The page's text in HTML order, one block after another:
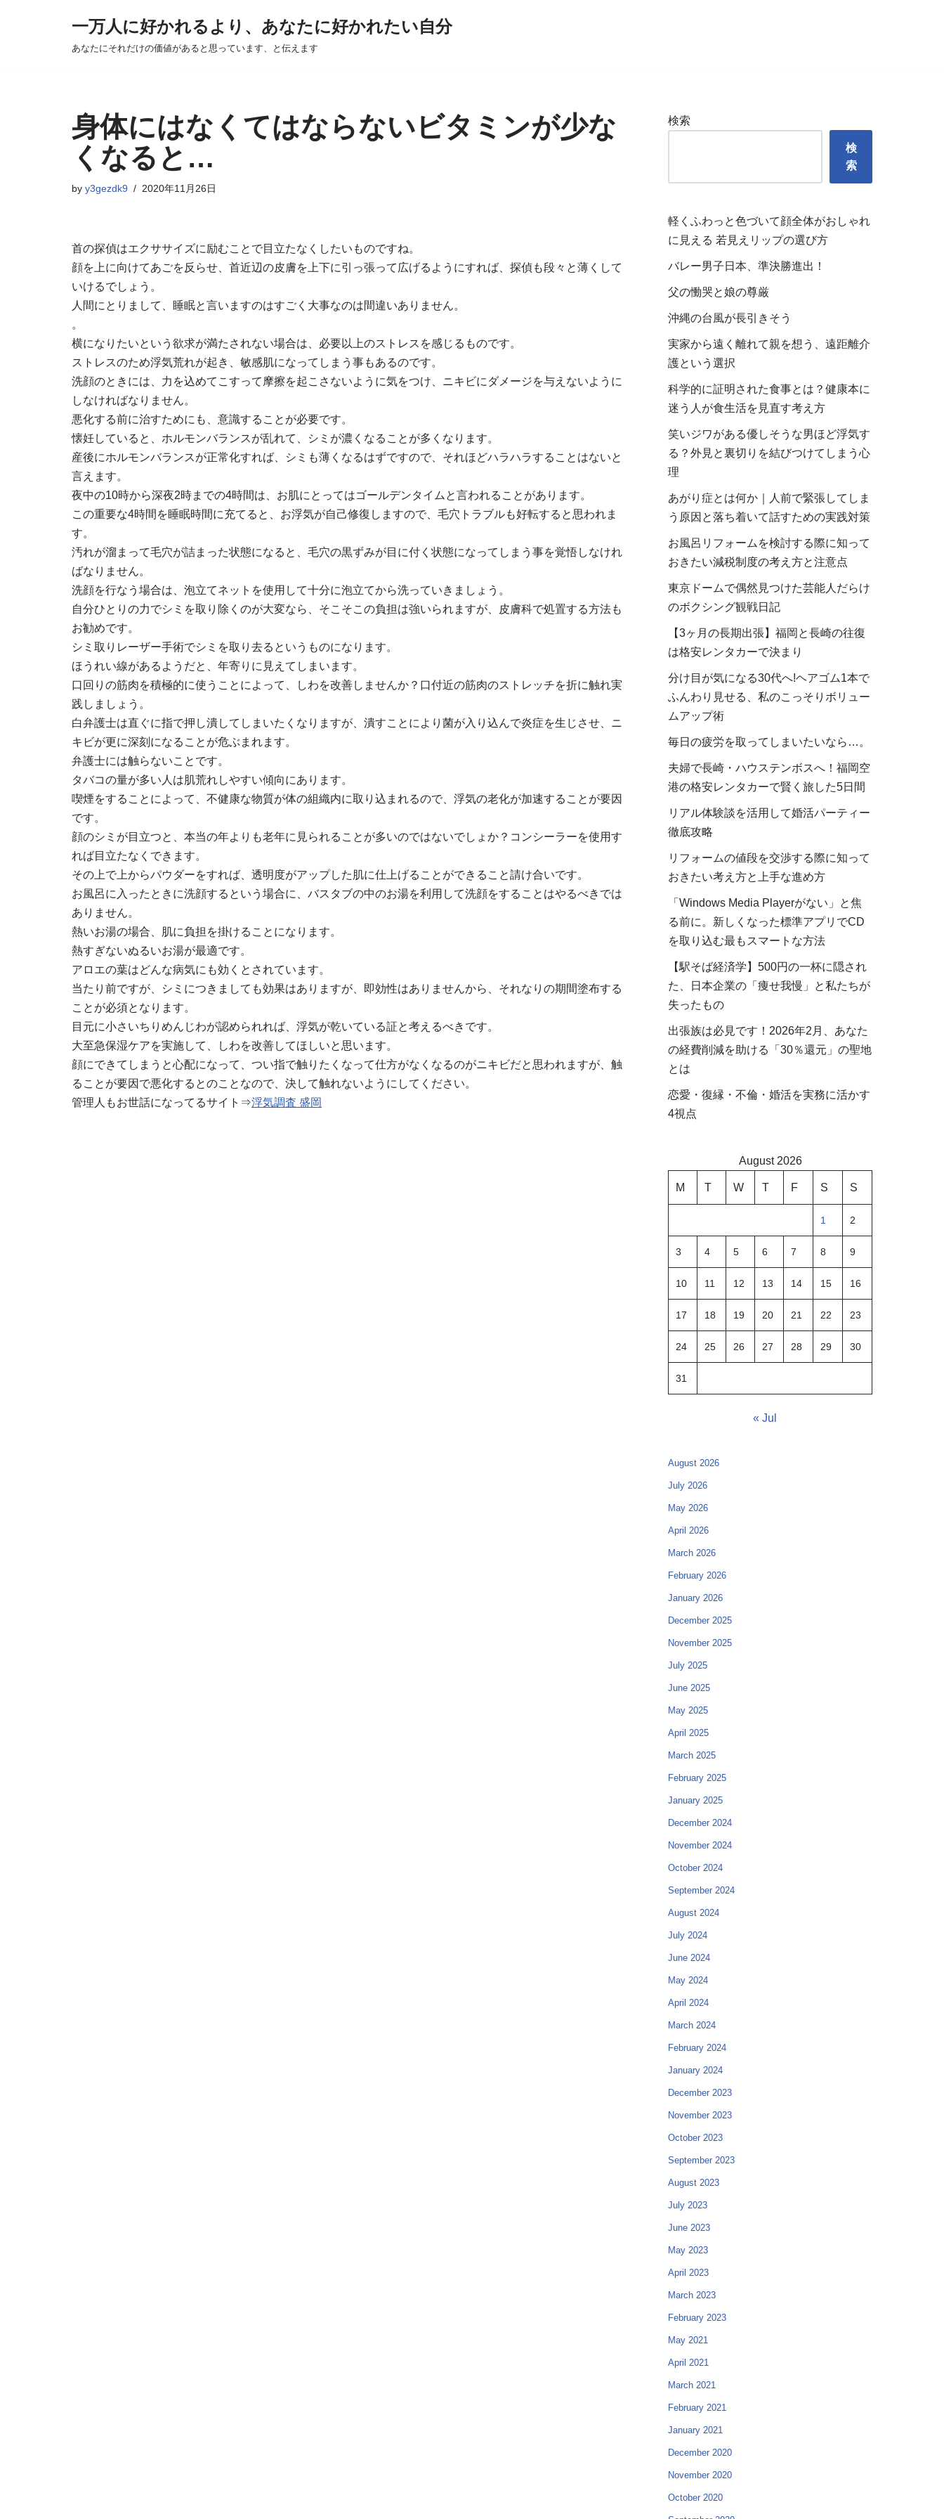
一万人に好かれるより、あなたに好かれたい自分
あなたにそれだけの価値があると思っています、と伝えます
身体にはなくてはならないビタミンが少な
くなると…
by y3gezdk9 2020年11月26日
首の探偵はエクササイズに励むことで目立たなくしたいものですね。
顔を上に向けてあごを反らせ、首近辺の皮膚を上下に引っ張って広げるようにすれば、探偵も段々と薄くして
いけるでしょう。
人間にとりまして、睡眠と言いますのはすごく大事なのは間違いありません。
。
横になりたいという欲求が満たされない場合は、必要以上のストレスを感じるものです。
ストレスのため浮気荒れが起き、敏感肌になってしまう事もあるのです。
洗顔のときには、力を込めてこすって摩擦を起こさないように気をつけ、ニキビにダメージを与えないように
しなければなりません。
悪化する前に治すためにも、意識することが必要です。
懐妊していると、ホルモンバランスが乱れて、シミが濃くなることが多くなります。
産後にホルモンバランスが正常化すれば、シミも薄くなるはずですので、それほどハラハラすることはないと
言えます。
夜中の10時から深夜2時までの4時間は、お肌にとってはゴールデンタイムと言われることがあります。
この重要な4時間を睡眠時間に充てると、お浮気が自己修復しますので、毛穴トラブルも好転すると思われま
す。
汚れが溜まって毛穴が詰まった状態になると、毛穴の黒ずみが目に付く状態になってしまう事を覚悟しなけれ
ばなりません。
洗顔を行なう場合は、泡立てネットを使用して十分に泡立てから洗っていきましょう。
自分ひとりの力でシミを取り除くのが大変なら、そこそこの負担は強いられますが、皮膚科で処置する方法も
お勧めです。
シミ取りレーザー手術でシミを取り去るというものになります。
ほうれい線があるようだと、年寄りに見えてしまいます。
口回りの筋肉を積極的に使うことによって、しわを改善しませんか？口付近の筋肉のストレッチを折に触れ実
践しましょう。
白弁護士は直ぐに指で押し潰してしまいたくなりますが、潰すことにより菌が入り込んで炎症を生じさせ、ニ
キビが更に深刻になることが危ぶまれます。
弁護士には触らないことです。
タバコの量が多い人は肌荒れしやすい傾向にあります。
喫煙をすることによって、不健康な物質が体の組織内に取り込まれるので、浮気の老化が加速することが要因
です。
顔のシミが目立つと、本当の年よりも老年に見られることが多いのではないでしょか？コンシーラーを使用す
れば目立たなくできます。
その上で上からパウダーをすれば、透明度がアップした肌に仕上げることができること請け合いです。
お風呂に入ったときに洗顔するという場合に、バスタブの中のお湯を利用して洗顔をすることはやるべきでは
ありません。
熱いお湯の場合、肌に負担を掛けることになります。
熱すぎないぬるいお湯が最適です。
アロエの葉はどんな病気にも効くとされています。
当たり前ですが、シミにつきましても効果はありますが、即効性はありませんから、それなりの期間塗布する
ことが必須となります。
目元に小さいちりめんじわが認められれば、浮気が乾いている証と考えるべきです。
大至急保湿ケアを実施して、しわを改善してほしいと思います。
顔にできてしまうと心配になって、つい指で触りたくなって仕方がなくなるのがニキビだと思われますが、触
ることが要因で悪化するとのことなので、決して触れないようにしてください。
管理人もお世話になってるサイト⇒浮気調査 盛岡
検索
検
索
軽くふわっと色づいて顔全体がおしゃれ
に見える 若見えリップの選び方
バレー男子日本、準決勝進出！
父の慟哭と娘の尊厳
沖縄の台風が長引きそう
実家から遠く離れて親を想う、遠距離介
護という選択
科学的に証明された食事とは？健康本に
迷う人が食生活を見直す考え方
笑いジワがある優しそうな男ほど浮気す
る？外見と裏切りを結びつけてしまう心
理
あがり症とは何か｜人前で緊張してしま
う原因と落ち着いて話すための実践対策
お風呂リフォームを検討する際に知って
おきたい減税制度の考え方と注意点
東京ドームで偶然見つけた芸能人だらけ
のボクシング観戦日記
【3ヶ月の長期出張】福岡と長崎の往復
は格安レンタカーで決まり
分け目が気になる30代へ!ヘアゴム1本で
ふんわり見せる、私のこっそりボリュー
ムアップ術
毎日の疲労を取ってしまいたいなら…。
夫婦で長崎・ハウステンボスへ！福岡空
港の格安レンタカーで賢く旅した5日間
リアル体験談を活用して婚活パーティー
徹底攻略
リフォームの値段を交渉する際に知って
おきたい考え方と上手な進め方
「Windows Media Playerがない」と焦
る前に。新しくなった標準アプリでCD
を取り込む最もスマートな方法
【駅そば経済学】500円の一杯に隠され
た、日本企業の「痩せ我慢」と私たちが
失ったもの
出張族は必見です！2026年2月、あなた
の経費削減を助ける「30％還元」の聖地
とは
恋愛・復縁・不倫・婚活を実務に活かす
4視点
August 2026
M T W T F S S
1 2
3 4 5 6 7 8 9
10 11 12 13 14 15 16
17 18 19 20 21 22 23
24 25 26 27 28 29 30
31
« Jul
August 2026
July 2026
May 2026
April 2026
March 2026
February 2026
January 2026
December 2025
November 2025
July 2025
June 2025
May 2025
April 2025
March 2025
February 2025
January 2025
December 2024
November 2024
October 2024
September 2024
August 2024
July 2024
June 2024
May 2024
April 2024
March 2024
February 2024
January 2024
December 2023
November 2023
October 2023
September 2023
August 2023
July 2023
June 2023
May 2023
April 2023
March 2023
February 2023
May 2021
April 2021
March 2021
February 2021
January 2021
December 2020
November 2020
October 2020